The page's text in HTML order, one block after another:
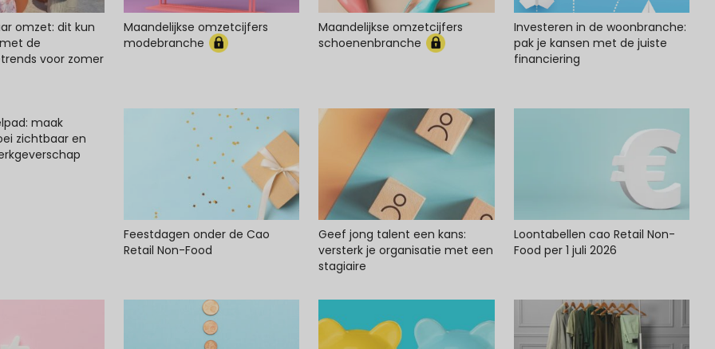
omzet: dit kun
de
voor zomer
Maandelijkse omzetcijfers
modebranche
Maandelijkse omzetcijfers
schoenenbranche
Investeren in de woonbranche:
pak je kansen met de juiste
financiering
maak
zichtbaar en
Feestdagen onder de Cao
Retail Non-Food
Geef jong talent een kans:
versterk je organisatie met een
stagiaire
Loontabellen cao Retail Non-
Food per 1 juli 2026